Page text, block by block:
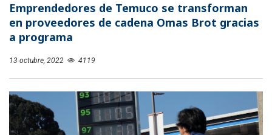
Emprendedores de Temuco se transforman
en proveedores de cadena Omas Brot gracias
a programa
13 octubre, 2022 4119